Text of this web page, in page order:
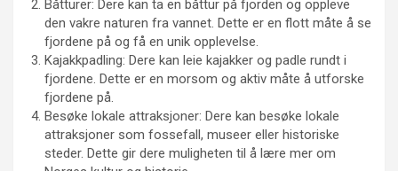
Båtturer: Dere kan ta en båttur på fjorden og oppleve
den vakre naturen fra vannet. Dette er en flott måte å se
fjordene på og få en unik opplevelse.
Kajakkpadling: Dere kan leie kajakker og padle rundt i
fjordene. Dette er en morsom og aktiv måte å utforske
fjordene på.
Besøke lokale attraksjoner: Dere kan besøke lokale
attraksjoner som fossefall, museer eller historiske
steder. Dette gir dere muligheten til å lære mer om